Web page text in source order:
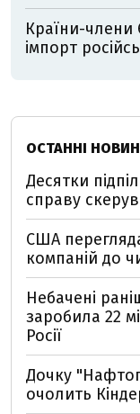
Країни-члени
імпорт
ОСТАННІ
Десятки
справу
США
компаній до
Небачені
заробила 22
Росії
Дочку
очолить